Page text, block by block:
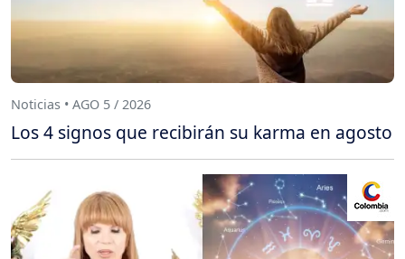
Noticias • AGO 5 / 2026
Los 4 signos que recibirán su karma en agosto